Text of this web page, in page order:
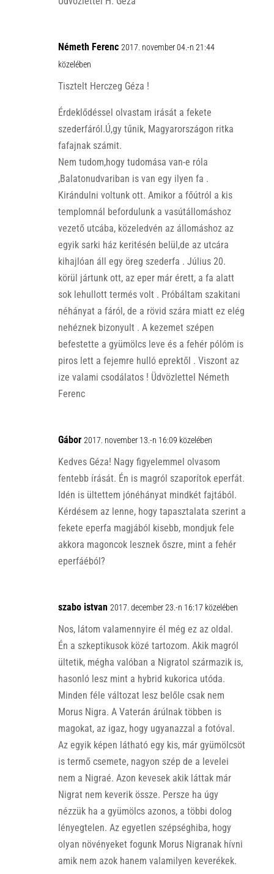
Németh Ferenc 2017. november 04.-n 21:44
közelében
Tisztelt Herczeg Géza !
Érdeklődéssel olvastam irását a fekete
szederfáról.Ú,gy tűnik, Magyarországon ritka
fafajnak számit.
Nem tudom,hogy tudomása van-e róla
,Balatonudvariban is van egy ilyen fa .
Kirándulni voltunk ott. Amikor a főútról a kis
templomnál befordulunk a vasútállomáshoz
vezető utcába, közeledvén az állomáshoz az
egyik sarki ház keritésén belül,de az utcára
kihajlóan áll egy öreg szederfa . Július 20.
körül jártunk ott, az eper már érett, a fa alatt
sok lehullott termés volt . Próbáltam szakitani
néhányat a fáról, de a rövid szára miatt ez elég
nehéznek bizonyult . A kezemet szépen
befestette a gyümölcs leve és a fehér pólóm is
piros lett a fejemre hulló eprektől . Viszont az
ize valami csodálatos ! Üdvözlettel Németh
Ferenc
Gábor 2017. november 13.-n 16:09 közelében
Kedves Géza! Nagy figyelemmel olvasom
fentebb írását. Én is magról szaporítok eperfát.
Idén is ültettem jónéhányat mindkét fajtából.
Kérdésem az lenne, hogy tapasztalata szerint a
fekete eperfa magjából kisebb, mondjuk fele
akkora magoncok lesznek őszre, mint a fehér
eperfáéból?
szabo istvan 2017. december 23.-n 16:17 közelében
Nos, látom valamennyire él még ez az oldal.
Én a szkeptikusok közé tartozom. Akik magról
ültetik, mégha valóban a Nigratol származik is,
hasonló lesz mint a hybrid kukorica utóda.
Minden féle változat lesz belőle csak nem
Morus Nigra. A Vaterán árúlnak többen is
magokat, az igaz, hogy ugyanazzal a fotóval.
Az egyik képen látható egy kis, már gyümölcsöt
is termő csemete, nagyon szép de a levelei
nem a Nigraé. Azon kevesek akik láttak már
Nigrat nem keverik össze. Persze ha úgy
nézzük ha a gyümölcs azonos, a többi dolog
lényegtelen. Az egyetlen szépséghiba, hogy
olyan növényeket fogunk Morus Nigranak hívni
amik nem azok hanem valamilyen keverékek.